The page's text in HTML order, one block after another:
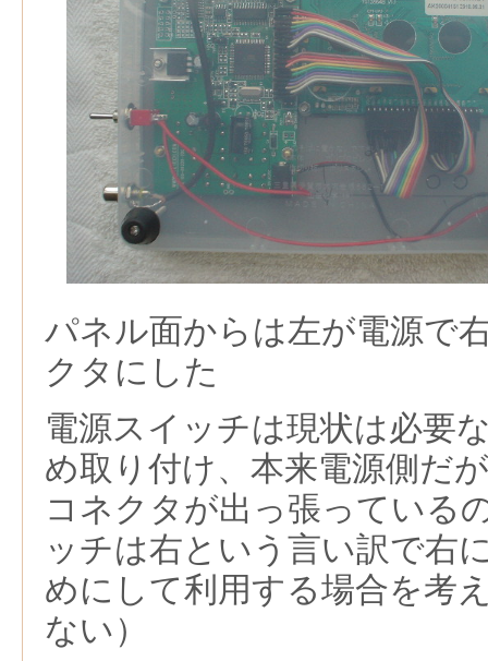
パネル面からは左が電源で
クタにした
電源スイッチは現状は必要
め取り付け、本来電源側だ
コネクタが出っ張っている
ッチは右という言い訳で右
めにして利用する場合を考
ない）